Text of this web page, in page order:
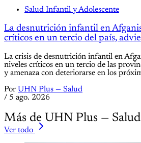
Salud Infantil y Adolescente
La desnutrición infantil en
críticos en un tercio del país,
La crisis de desnutrición infantil en
niveles críticos en un tercio de las
y amenaza con deteriorarse en los
Por UHN Plus — Salud
/ 5 ago. 2026
Más de UHN Plus — Salud
Ver todo